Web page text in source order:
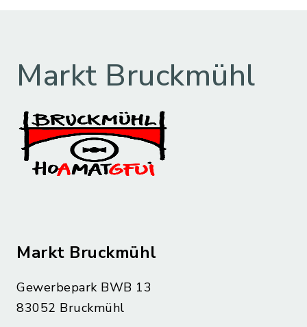
Markt Bruckmühl
Markt Bruckmühl
Gewerbepark BWB 13
83052 Bruckmühl